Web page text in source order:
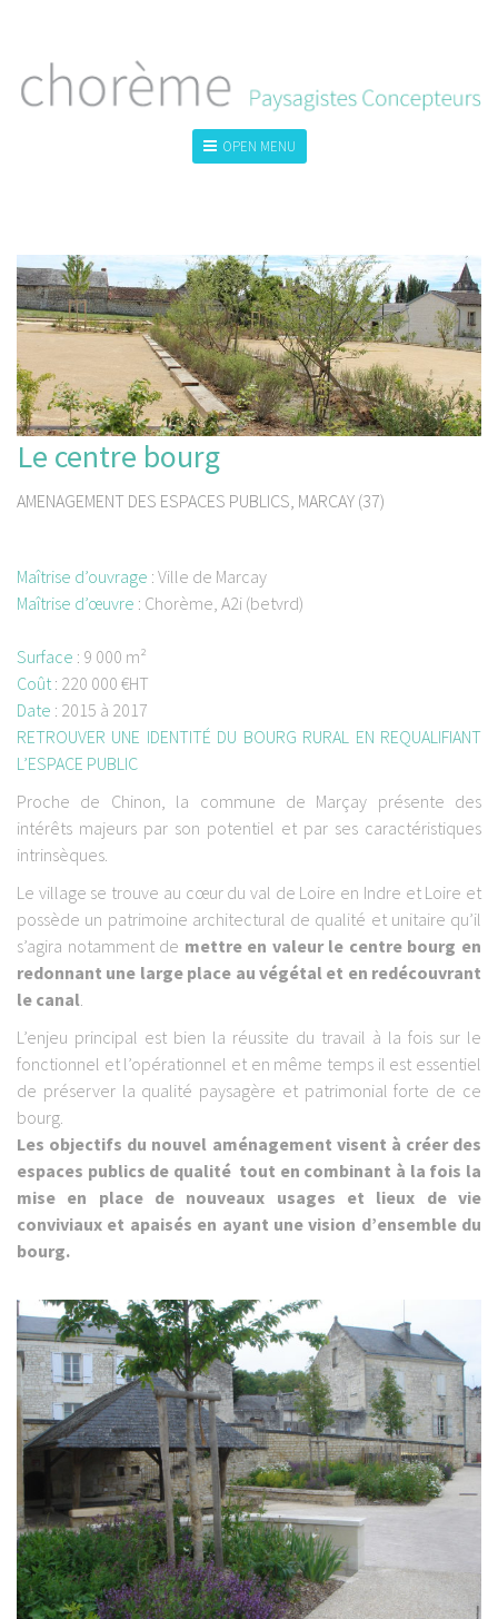
OPEN MENU
Le centre bourg
AMENAGEMENT DES ESPACES PUBLICS, MARCAY (37)
Maîtrise d’ouvrage : Ville de Marcay
Maîtrise d’œuvre : Chorème, A2i (betvrd)
Surface : 9 000 m²
Coût : 220 000 €HT
Date : 2015 à 2017
RETROUVER UNE IDENTITÉ DU BOURG RURAL EN REQUALIFIANT
L’ESPACE PUBLIC
Proche de Chinon, la commune de Marçay présente des
intérêts majeurs par son potentiel et par ses caractéristiques
intrinsèques.
Le village se trouve au cœur du val de Loire en Indre et Loire et
possède un patrimoine architectural de qualité et unitaire qu’il
s’agira notamment de mettre en valeur le centre bourg en
redonnant une large place au végétal et en redécouvrant
le canal
L’enjeu principal est bien la réussite du travail à la fois sur le
fonctionnel et l’opérationnel et en même temps il est essentiel
de préserver la qualité paysagère et patrimonial forte de ce
bourg.
Les objectifs du nouvel aménagement visent à créer des
espaces publics de qualité tout en combinant à la fois la
mise en place de nouveaux usages et lieux de vie
conviviaux et apaisés en ayant une vision d’ensemble du
bourg.